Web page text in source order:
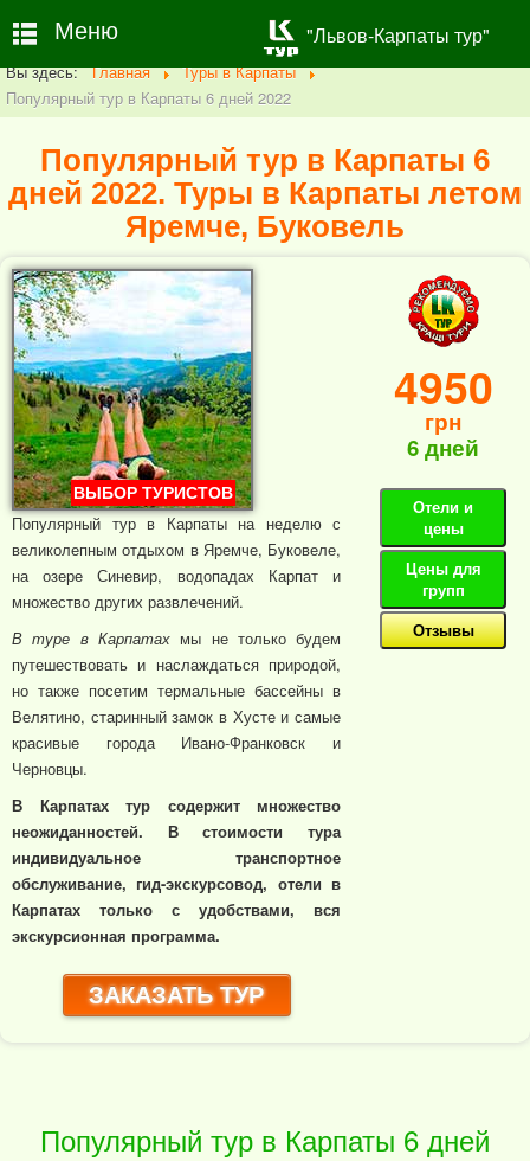
Вы здесь: Главная
Туры в Карпаты
Популярный тур в Карпаты 6 дней 2022
Популярный тур в Карпаты 6
дней 2022. Туры в Карпаты летом
Яремче, Буковель
ВЫБОР ТУРИСТОВ
Популярный тур в Карпаты на неделю с
великолепным отдыхом в Яремче, Буковеле,
на озере Синевир, водопадах Карпат и
множество других развлечений.
В туре в Карпатахмы не только будем
путешествовать и наслаждаться природой,
но также посетим термальные бассейны в
Велятино, старинный замок в Хусте и самые
красивые города Ивано-Франковск и
Черновцы.
В Карпатах тур содержит множество
неожиданностей. В стоимости тура
индивидуальное транспортное
обслуживание, гид-экскурсовод, отели в
Карпатах только с удобствами, вся
экскурсионная программа.
ЗАКАЗАТЬ ТУР
4950
грн
6 дней
Отели и
цены
Цены для
групп
Отзывы
Популярный тур в Карпаты 6 дней
Меню "Львов-Карпаты тур"